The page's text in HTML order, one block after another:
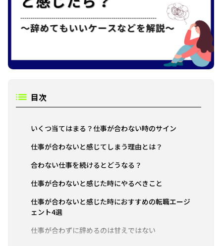
目次
いくつ当てはまる？仕事が合わない時のサイン
仕事が合わないと感じてしまう理由とは？
合わない仕事を続けるとどうなる？
仕事が合わないと感じた時にやるべきこと
仕事が合わないと感じた時におすすめの転職エージ
ェント4選
仕事が合わずに辞めるのは甘えではない